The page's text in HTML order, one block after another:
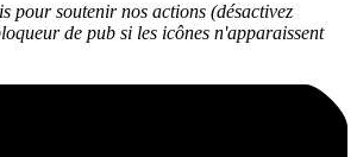
pour soutenir nos actions (désactivez
de pub si les icônes n'apparaissent